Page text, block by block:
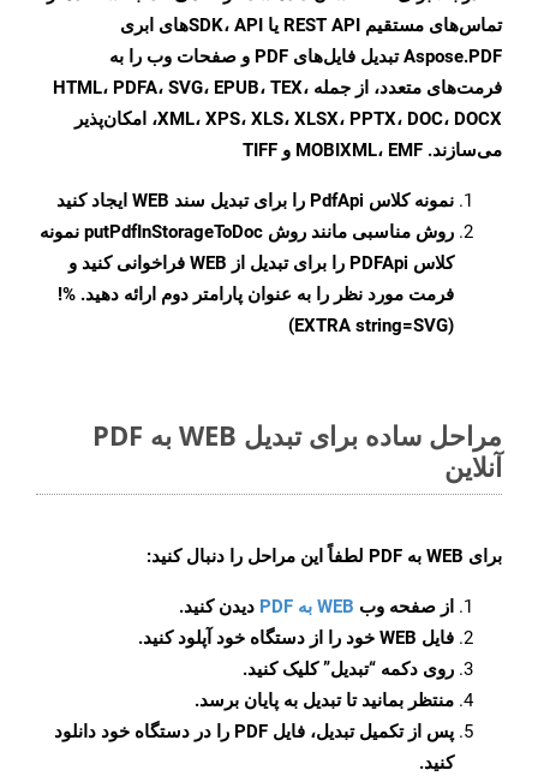
تماس‌های مستقیم REST API یا SDK، API‌های ابری
Aspose.PDF تبدیل فایل‌های PDF و صفحات وب را به
فرمت‌های متعدد، از جمله HTML، PDFA، SVG، EPUB، TEX،
XML، XPS، XLS، XLSX، PPTX، DOC، DOCX، امکان‌پذیر
می‌سازند. MOBIXML، EMF و TIFF
نمونه کلاس PdfApi را برای تبدیل سند WEB ایجاد کنید
روش مناسبی مانند روش putPdfInStorageToDoc نمونه
کلاس PDFApi را برای تبدیل از WEB فراخوانی کنید و
فرمت مورد نظر را به عنوان پارامتر دوم ارائه دهید. %!
(EXTRA string=SVG)
مراحل ساده برای تبدیل WEB به PDF
آنلاین
برای WEB به PDF لطفاً این مراحل را دنبال کنید:
از صفحه وب WEB به PDF
دیدن کنید.
فایل WEB خود را از دستگاه خود آپلود کنید.
روی دکمه “تبدیل”کلیک کنید.
منتظر بمانید تا تبدیل به پایان برسد.
پس از تکمیل تبدیل، فایل PDF را در دستگاه خود دانلود
کنید.